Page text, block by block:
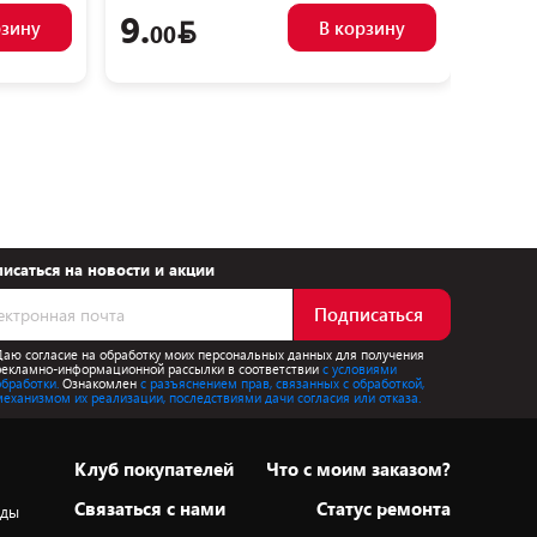
9.00 В корзину
на новости и акции
Подписаться
согласие на обработку моих персональных данных для получения
информационной рассылки в соответствиис условиями
Ознакомлен с разъяснением прав, связанных с обработкой,
их реализации, последствиями дачи согласия или отказа.
Клуб покупателей
Cвязаться с нами
Что с моим заказом?
Статус ремонта